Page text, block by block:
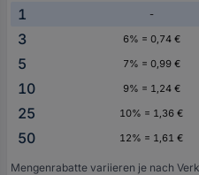
1 -
3
6% = 0,74 €
5
7% = 0,99 €
10
9% = 1,24 €
25
10% = 1,36 €
50
12% = 1,61 €
Mengenrabatte variieren je nach